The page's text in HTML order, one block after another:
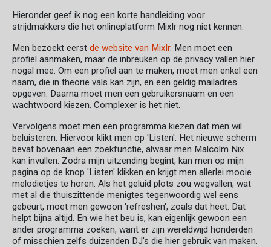
Hieronder geef ik nog een korte handleiding voor
strijdmakkers die het onlineplatform Mixlr nog niet kennen.
Men bezoekt eerst de website van Mixlr. Men moet een
profiel aanmaken, maar de inbreuken op de privacy vallen hier
nogal mee. Om een profiel aan te maken, moet men enkel een
naam, die in theorie vals kan zijn, en een geldig mailadres
opgeven. Daarna moet men een gebruikersnaam en een
wachtwoord kiezen. Complexer is het niet.
Vervolgens moet men een programma kiezen dat men wil
beluisteren. Hiervoor klikt men op 'Listen'. Het nieuwe scherm
bevat bovenaan een zoekfunctie, alwaar men Malcolm Nix
kan invullen. Zodra mijn uitzending begint, kan men op mijn
pagina op de knop 'Listen' klikken en krijgt men allerlei mooie
melodietjes te horen. Als het geluid plots zou wegvallen, wat
met al die thuiszittende menigtes tegenwoordig wel eens
gebeurt, moet men gewoon 'refreshen', zoals dat heet. Dat
helpt bijna altijd. En wie het beu is, kan eigenlijk gewoon een
ander programma zoeken, want er zijn wereldwijd honderden
of misschien zelfs duizenden DJ's die hier gebruik van maken.